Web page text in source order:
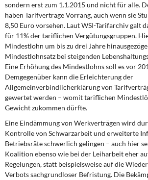
sondern erst zum 1.1.2015 und nicht für alle.
haben Tarifverträge Vorrang, auch wenn sie
8,50 Euro vorsehen. Laut WSI-Tarifarchiv galt
für 11% der tariflichen Vergütungsgruppen.
Mindestlohn um bis zu drei Jahre
Mindestlohnsatz bei steigenden
Eine Erhöhung des Mindestlohns soll es vor
Demgegenüber kann die Erleichterung der
Allgemeinverbindlicherklärung von
gewertet werden – womit tariflichen
Gewicht zukommen dürfte.
Eine Eindämmung von Werkverträgen wird
Kontrolle von Schwarzarbeit und erweiterte
Betriebsräte schwerlich gelingen – auch hier
Koalition ebenso wie bei der Leiharbeit eher
Regelungen, statt beispielsweise auf die
Verbots sachgrundloser Befristung. Die